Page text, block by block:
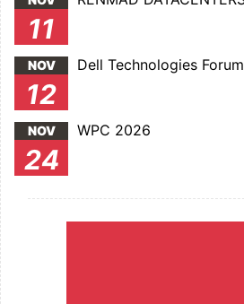
11
NOV
12
Dell Technologies
NOV
24
WPC 2026